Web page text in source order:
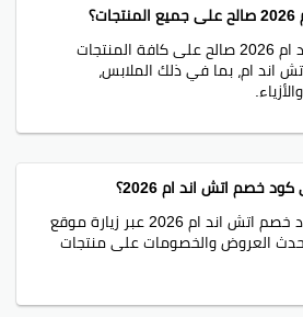
على أقصى استفادة من العروض
أصدقائك.
تركيا
امريكا
السعودية
ام
اند ام؟
نعم، كود خصم اتش اند ام 2026 صالح على كافة المنتجات
اند ام، بما في ذلك الملابس،
خصم اتش اند ام 2026؟
يمكنك العثور على كود خصم اتش اند ام 2026 عبر زيارة موقع
العروض والخصومات على منتجات